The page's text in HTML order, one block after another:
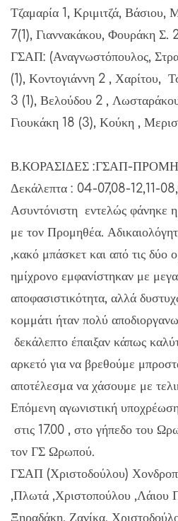
Τζαμαρία 1, Κριμιτζά,
7(1), Γιαννακάκου, Φουράκη Σ.
ΓΣΑΠ: (Αναγνωστόπουλος,
(1), Κοντογιάννη 2 , Χαρίτου,
3 (1), Βελούδου 2 ,
Γιουκάκη 18 (3), Κούκη ,
Β.ΚΟΡΑΣΙΔΕΣ :ΓΣΑΠ-
Δεκάλεπτα : 04-07,08-12,11-
Ασυντόνιστη εντελώς φάνηκε
με τον Προμηθέα.
,κακό μπάσκετ και από τις δύο
ημίχρονο εμφανίστηκαν με
αποφασιστικότητα, αλλά
κομμάτι ήταν πολύ
δεκάλεπτο έπαιξαν κάπως
αρκετό για να βρεθούμε
αποτέλεσμα να χάσουμε με
Επόμενη αγωνιστική
στις 17.00 , στο γήπεδο του
τον ΓΣ Ωρωπού.
ΓΣΑΠ (Χριστοδούλου)
,Πλωτά ,Χριστοπούλου ,Λάιου
Ξηραδάκη, Ζανίκα,